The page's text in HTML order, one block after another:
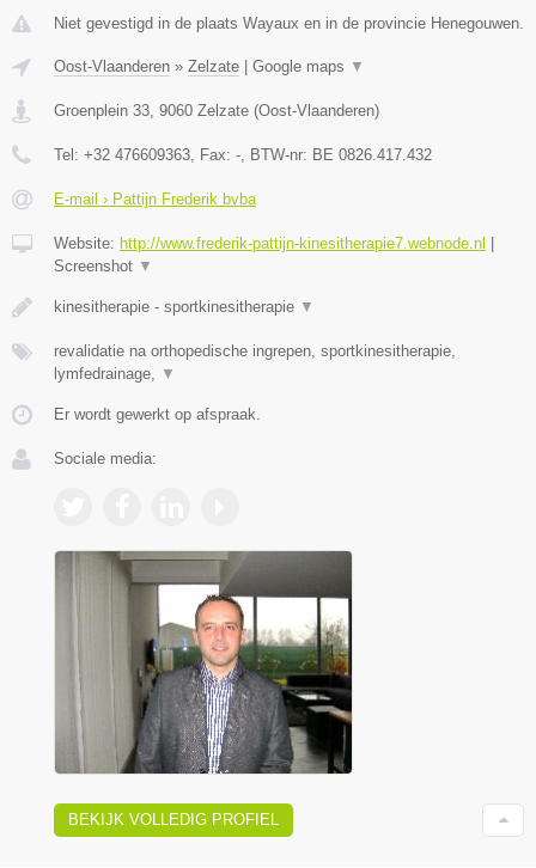
Niet gevestigd in de plaats Wayaux en in de provincie Henegouwen.
Oost-Vlaanderen » Zelzate Google maps ▼
Groenplein 33, 9060 Zelzate (Oost-Vlaanderen)
Tel: +32 476609363, Fax: -, BTW-nr: BE 0826.417.432
E-mail › Pattijn Frederik bvba
Website: http://www.frederik-pattijn-kinesitherapie7.webnode.nl
Screenshot ▼
kinesitherapie - sportkinesitherapie ▼
revalidatie na orthopedische ingrepen, sportkinesitherapie,
lymfedrainage, ▼
Er wordt gewerkt op afspraak.
Sociale media:
BEKIJK VOLLEDIG PROFIEL